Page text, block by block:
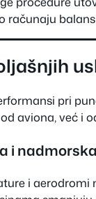
računaju
pri
aviona, već i
i
i aerodromi